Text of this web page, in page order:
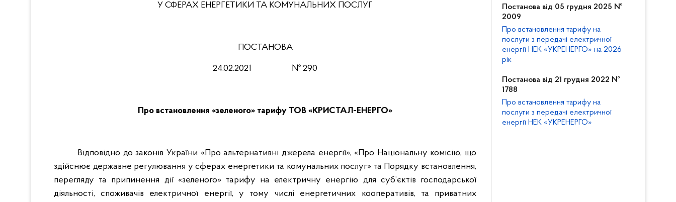
У СФЕРАХ ЕНЕРГЕТИКИ ТА КОМУНАЛЬНИХ ПОСЛУГ
ПОСТАНОВА
24.02.2021 № 290
Про встановлення «зеленого» тарифу ТОВ «КРИСТАЛ-ЕНЕРГО»
Відповідно до законів України «Про альтернативні джерела енергії», «Про Національну комісію, що
здійснює державне регулювання у сферах енергетики та комунальних послуг» та Порядку встановлення,
перегляду та припинення дії «зеленого» тарифу на електричну енергію для суб’єктів господарської
діяльності, споживачів електричної енергії, у тому числі енергетичних кооперативів, та приватних
Постанова від 05 грудня 2025 №
2009
Про встановлення тарифу на
послуги з передачі електричної
енергії НЕК «УКРЕНЕРГО» на 2026
рік
Постанова від 21 грудня 2022 №
1788
Про встановлення тарифу на
послуги з передачі електричної
енергії НЕК «УКРЕНЕРГО»